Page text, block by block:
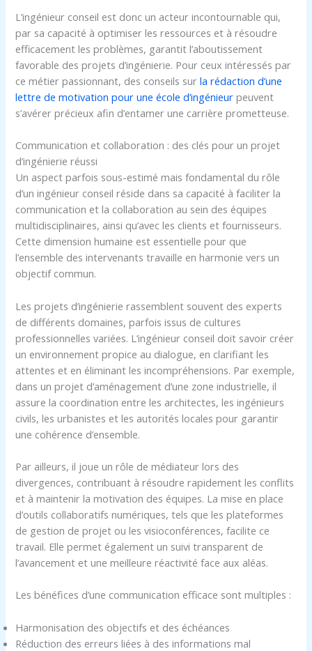
L’ingénieur conseil est donc un acteur incontournable qui,
par sa capacité à optimiser les ressources et à résoudre
efficacement les problèmes, garantit l’aboutissement
favorable des projets d’ingénierie. Pour ceux intéressés par
ce métier passionnant, des conseils surla rédaction d’une
lettre de motivation pour une école d’ingénieur peuvent
s’avérer précieux afin d’entamer une carrière prometteuse.
Communication et collaboration : des clés pour un projet
d’ingénierie réussi
Un aspect parfois sous-estimé mais fondamental du rôle
d’un ingénieur conseil réside dans sa capacité à faciliter la
communication et la collaboration au sein des équipes
multidisciplinaires, ainsi qu’avec les clients et fournisseurs.
Cette dimension humaine est essentielle pour que
l’ensemble des intervenants travaille en harmonie vers un
objectif commun.
Les projets d’ingénierie rassemblent souvent des experts
de différents domaines, parfois issus de cultures
professionnelles variées. L’ingénieur conseil doit savoir créer
un environnement propice au dialogue, en clarifiant les
attentes et en éliminant les incompréhensions. Par exemple,
dans un projet d’aménagement d’une zone industrielle, il
assure la coordination entre les architectes, les ingénieurs
civils, les urbanistes et les autorités locales pour garantir
une cohérence d’ensemble.
Par ailleurs, il joue un rôle de médiateur lors des
divergences, contribuant à résoudre rapidement les conflits
et à maintenir la motivation des équipes. La mise en place
d’outils collaboratifs numériques, tels que les plateformes
de gestion de projet ou les visioconférences, facilite ce
travail. Elle permet également un suivi transparent de
l’avancement et une meilleure réactivité face aux aléas.
Les bénéfices d’une communication efficace sont multiples :
Harmonisation des objectifs et des échéances
Réduction des erreurs liées à des informations mal